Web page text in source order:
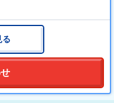
ル等が充実しているの
お過ごしいただけま
る